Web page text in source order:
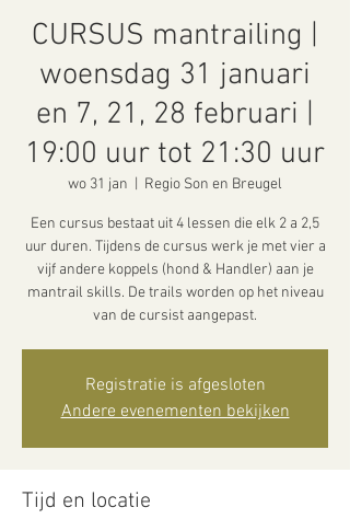
CURSUS mantrailing |
woensdag 31 januari
en 7, 21, 28 februari |
19:00 uur tot 21:30 uur
wo 31 jan Regio Son en Breugel
Een cursus bestaat uit 4 lessen die elk 2 a 2,5
uur duren. Tijdens de cursus werk je met vier a
vijf andere koppels (hond & Handler) aan je
mantrail skills. De trails worden op het niveau
van de cursist aangepast.
Registratie is afgesloten
Andere evenementen bekijken
Tijd en locatie